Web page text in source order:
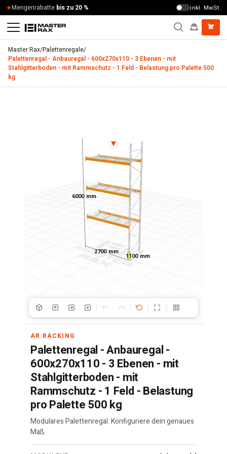
Zum Inhalt springen
Mengenrabatte bis zu 20 % inkl. MwSt.
Master Rax/Palettenregale/
Palettenregal - Anbauregal - 600x270x110 - 3 Ebenen - mit
Stahlgitterboden - mit Rammschutz - 1 Feld - Belastung pro Palette 500
kg
6000 mm
2700 mm
1100 mm
▼
AR RACKING
Palettenregal - Anbauregal -
600x270x110 - 3 Ebenen - mit
Stahlgitterboden - mit
Rammschutz - 1 Feld - Belastung
pro Palette 500 kg
Modulares Palettenregal. Konfiguriere dein genaues
Maß.
Palettenregal